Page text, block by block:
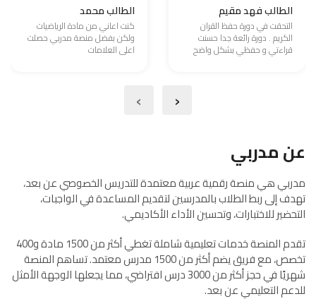
الطالب فهد مقيم
التحقت في دورة حفظ القران
الكريم . دورة رائعة جدا حسنت
قراءتي و حفظي بشكل واضح
الطالب محمد
كنت اعاني من مادة الرياضيات
ولكن بفضل منصة مدربي حصلت
اعلى العلامات
‹
›
عن مدربي
مدربي هي منصة رقمية عربية معتمدة للتدريس الخصوصي عن بعد،
تهدف إلى ربط الطلاب بالمدرسين لتقديم المساعدة في الواجبات،
التحضير للاختبارات، وتحسين الأداء الأكاديمي.
تقدم المنصة خدمات تعليمية شاملة تغطي أكثر من 1500 مادة و400
تخصص، مع فريق يضم أكثر من 1500 مدرس معتمد. تساهم المنصة
شهريًا في حجز أكثر من 3000 درس افتراضي، مما يجعلها الوجهة الأمثل
للدعم التعليمي عن بعد.